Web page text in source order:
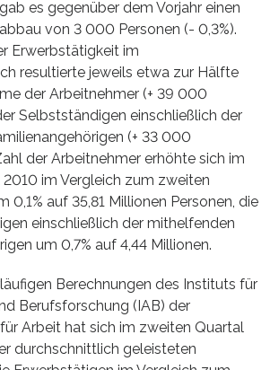
es gegenüber dem Vorjahr einen
von 3 000 Personen (- 0,3%).
Erwerbstätigkeit im
resultierte jeweils etwa zur Hälfte
der Arbeitnehmer (+ 39 000
Selbstständigen einschließlich der
(+ 33 000
der Arbeitnehmer erhöhte sich im
im Vergleich zum zweiten
0,1% auf 35,81 Millionen Personen, die
einschließlich der mithelfenden
um 0,7% auf 4,44 Millionen.
Berechnungen des Instituts für
Berufsforschung (IAB) der
Arbeit hat sich im zweiten Quartal
durchschnittlich geleisteten